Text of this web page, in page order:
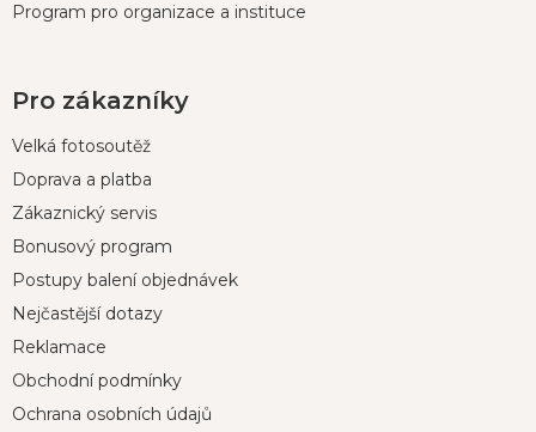
Program pro organizace a instituce
Pro zákazníky
Velká fotosoutěž
Doprava a platba
Zákaznický servis
Bonusový program
Postupy balení objednávek
Nejčastější dotazy
Reklamace
Obchodní podmínky
Ochrana osobních údajů